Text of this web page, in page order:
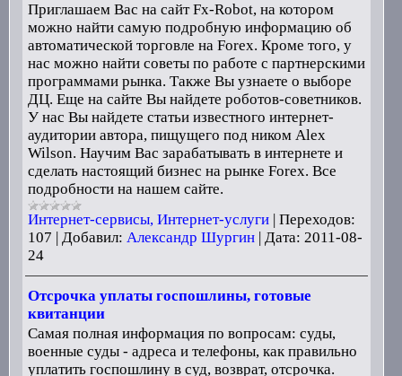
Приглашаем Вас на сайт Fx-Robot, на котором
можно найти самую подробную информацию об
автоматической торговле на Forex. Кроме того, у
нас можно найти советы по работе с партнерскими
программами рынка. Также Вы узнаете о выборе
ДЦ. Еще на сайте Вы найдете роботов-советников.
У нас Вы найдете статьи известного интернет-
аудитории автора, пищущего под ником Alex
Wilson. Научим Вас зарабатывать в интернете и
сделать настоящий бизнес на рынке Forex. Все
подробности на нашем сайте.
Интернет-сервисы, Интернет-услуги| Переходов:
107
Добавил: Александр Шургин Дата: 2011-08-
24
Отсрочка уплаты госпошлины, готовые
квитанции
Самая полная информация по вопросам: суды,
военные суды - адреса и телефоны, как правильно
уплатить госпошлину в суд, возврат, отсрочка.